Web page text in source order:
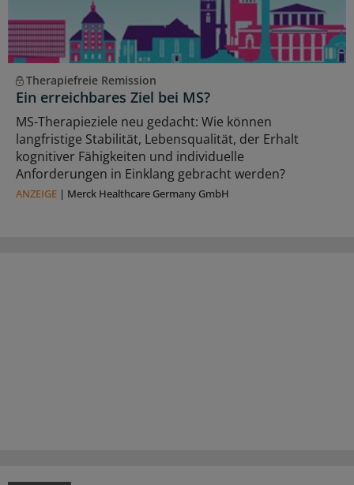
Therapiefreie Remission
Ein erreichbares Ziel bei MS?
MS-Therapieziele neu gedacht: Wie können
langfristige Stabilität, Lebensqualität, der Erhalt
kognitiver Fähigkeiten und individuelle
Anforderungen in Einklang gebracht werden?
ANZEIGE | Merck Healthcare Germany GmbH